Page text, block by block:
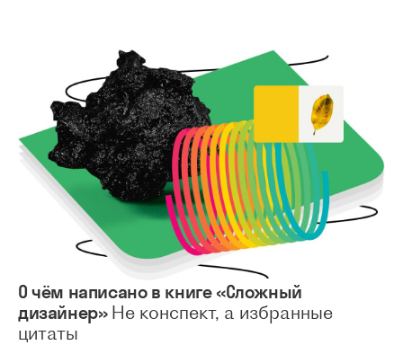
О чём написано в книге «Сложный
дизайнер» Не конспект, а избранные
цитаты